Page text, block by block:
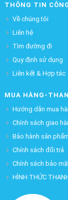
THÔNG TIN
Về chúng tôi
Liên hệ
Tìm đường đi
Quy định sử dụng
Liên kết & Hợp tác
MUA HÀNG-
Hướng dẫn mua
Chính sách giao
Bảo hành sản
Chính sách đổi trả
Chính sách bảo
HÌNH THỨC